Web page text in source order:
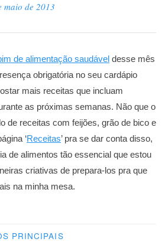
maio de 2013
de alimentação saudável desse mês
obrigatória no seu cardápio
mais receitas que incluam
as próximas semanas. Não que o
de receitas com feijões, grão de bico e
‘Receitas’ pra se dar conta disso,
de alimentos tão essencial que estou
criativas de prepara-los pra que
na minha mesa.
PRINCIPAIS